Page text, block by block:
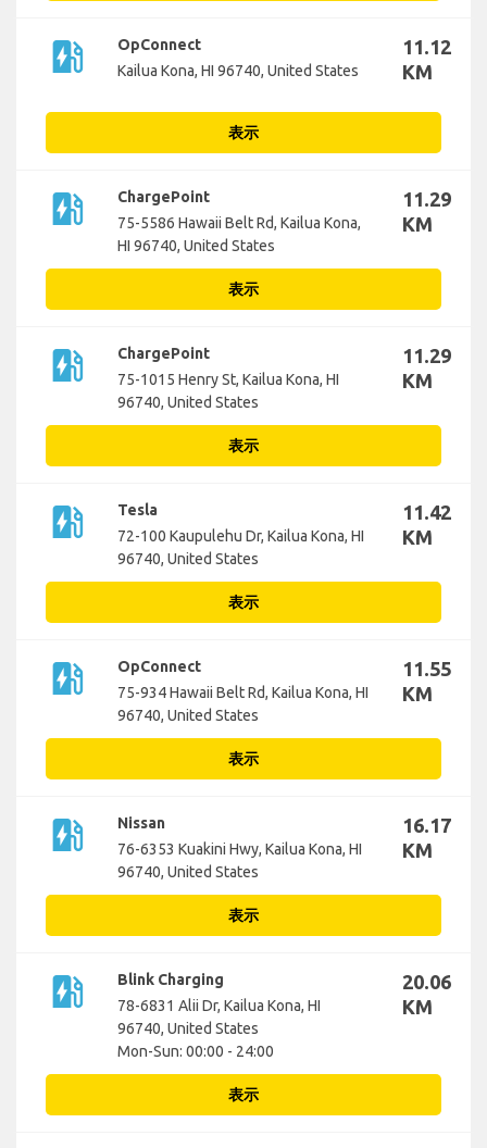
ev_station
OpConnect
Kailua Kona, HI 96740, United States
11.12
KM
表示
ev_station
ChargePoint
75-5586 Hawaii Belt Rd, Kailua Kona,
HI 96740, United States
11.29
KM
表示
ev_station
ChargePoint
75-1015 Henry St, Kailua Kona, HI
96740, United States
11.29
KM
表示
ev_station
Tesla
72-100 Kaupulehu Dr, Kailua Kona, HI
96740, United States
11.42
KM
表示
ev_station
OpConnect
75-934 Hawaii Belt Rd, Kailua Kona, HI
96740, United States
11.55
KM
表示
ev_station
Nissan
76-6353 Kuakini Hwy, Kailua Kona, HI
96740, United States
16.17
KM
表示
ev_station
Blink Charging
78-6831 Alii Dr, Kailua Kona, HI
96740, United States
Mon-Sun: 00:00 - 24:00
20.06
KM
表示